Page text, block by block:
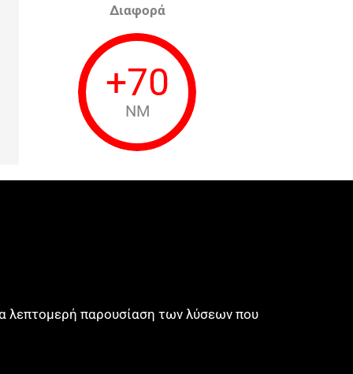
Διαφορά
+70
NM
λεπτομερή παρουσίαση των λύσεων που